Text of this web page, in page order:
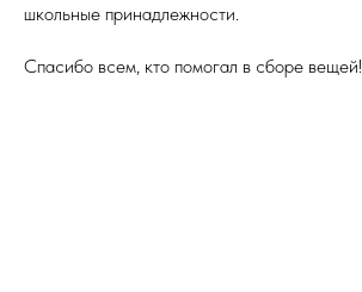
школьные принадлежности.
Спасибо всем, кто помогал в сборе вещей!